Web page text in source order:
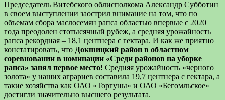
Председатель Витебского облисполкома Александр Субботин
в своем выступлении заострил внимание на том, что по
объемам сбора маслосемян рапса областью впервые с 2020
года преодолен стотысячный рубеж, а средняя урожайность
рапса рекордная – 18,1 центнера с гектара. И как же приятно
констатировать, что Докшицкий район в областном
соревновании в номинации «Среди районов на уборке
рапса» занял первое место! Средняя урожайность «черного
золота» у наших аграриев составила 19,7 центнера с гектара, а
такие хозяйства как ОАО «Торгуны» и ОАО «Бегомльское»
достигли значительно высшего результата.